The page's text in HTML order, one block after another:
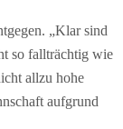
„Klar sind
so fallträchtig wie
allzu hohe
aufgrund